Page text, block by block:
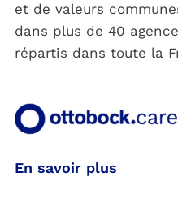
et de valeurs
dans plus de 40
répartis dans toute la
En savoir plus